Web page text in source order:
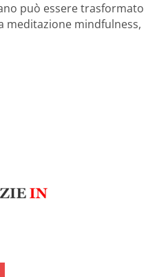
può essere trasformato
meditazione mindfulness,